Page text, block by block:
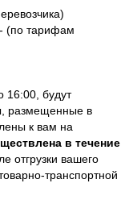
(по тарифам
16:00, будут
размещенные в
к вам на
в течение
отгрузки вашего
транспортной